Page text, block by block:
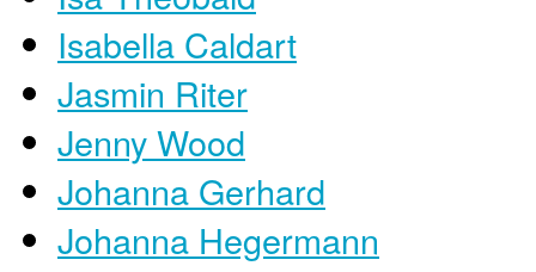
Isabella Caldart
Jasmin Riter
Jenny Wood
Johanna Gerhard
Johanna Hegermann